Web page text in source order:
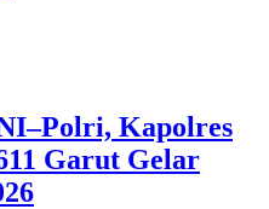
Kapolres
Garut Gelar